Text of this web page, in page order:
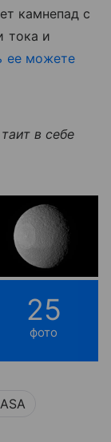
камнепад с
тока и
ее можете
в себе
25
фото